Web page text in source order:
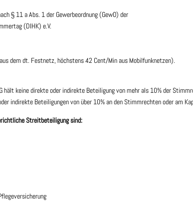
§ 11 a Abs. 1 der Gewerbeordnung (GewO) der
(DIHK) e.V.
dem dt. Festnetz, höchstens 42 Cent/Min aus Mobilfunknetzen).
hält keine direkte oder indirekte Beteiligung von mehr als 10% der
indirekte Beteiligungen von über 10% an den Stimmrechten oder am
Streitbeteiligung sind: